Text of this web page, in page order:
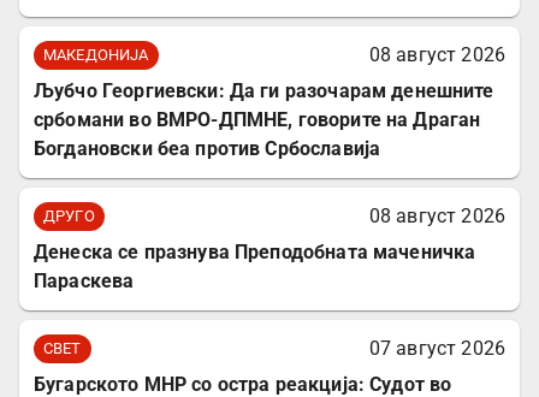
МАКЕДОНИЈА
08 август 2026
Љубчо Георгиевски: Да ги разочарам денешните
србомани во ВМРО-ДПМНЕ, говорите на Драган
Богдановски беа против Србославија
ДРУГО
08 август 2026
Денеска се празнува Преподобната маченичка
Параскева
СВЕТ
07 август 2026
Бугарското МНР со остра реакција: Судот во